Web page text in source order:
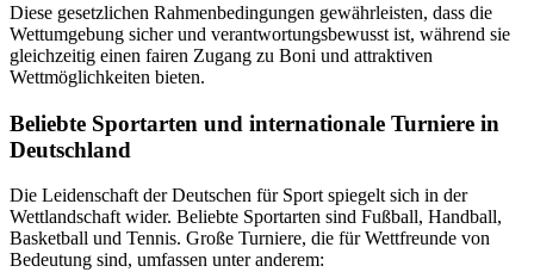
Diese gesetzlichen Rahmenbedingungen gewährleisten, dass die
Wettumgebung sicher und verantwortungsbewusst ist, während sie
gleichzeitig einen fairen Zugang zu Boni und attraktiven
Wettmöglichkeiten bieten.
Beliebte Sportarten und internationale Turniere in
Deutschland
Die Leidenschaft der Deutschen für Sport spiegelt sich in der
Wettlandschaft wider. Beliebte Sportarten sind Fußball, Handball,
Basketball und Tennis. Große Turniere, die für Wettfreunde von
Bedeutung sind, umfassen unter anderem: